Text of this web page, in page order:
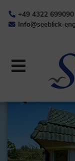
+49 4322 699090
Info@seeblick-